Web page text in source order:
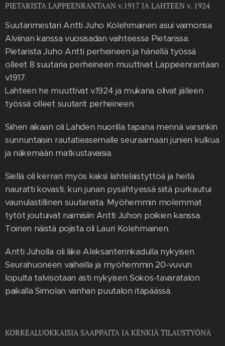
PIETARISTA LAPPEENRANTAAN v.1917 JA LAHTEEN v. 1924
Suutarimestari Antti Juho Kolehmainen asui vaimonsa
Alviinan kanssa vuosisadan vaihteessa Pietarissa.
Pietarista Juho Antti perheineen ja hänellä työssä
olleet 8 suutaria perheineen muuttivat Lappeenrantaan
v.1917.
Lahteen he muuttivat v.1924 ja mukana olivat jälleen
työssä olleet suutarit perheineen.
Siihen aikaan oli Lahden nuorilla tapana mennä varsinkin
sunnuntaisin rautatieasemalle seuraamaan junien kulkua
ja näkemään matkustavaisia.
Siellä oli kerran myös kaksi lahtelaistyttöä ja heitä
nauratti kovasti, kun junan pysähtyessä siitä purkautui
vaunulastillinen suutareita. Myöhemmin molemmat
tytöt joutuivat naimisiin Antti Juhon poikien kanssa.
Toinen näistä pojista oli Lauri Kolehmainen.
Antti Juholla oli liike Aleksanterinkadulla nykyisen
Seurahuoneen vaiheilla ja myöhemmin 20-vuvun
lopulta talvisotaan asti nykyisen Sokos-tavaratalon
paikalla Simolan vanhan puutalon itäpäässä.
KORKEALUOKKAISIA SAAPPAITA JA KENKIÄ TILAUSTYÖNÄ